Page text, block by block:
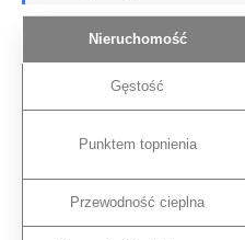
Nieruchomość
Gęstość
Punktem topnienia
Przewodność cieplna